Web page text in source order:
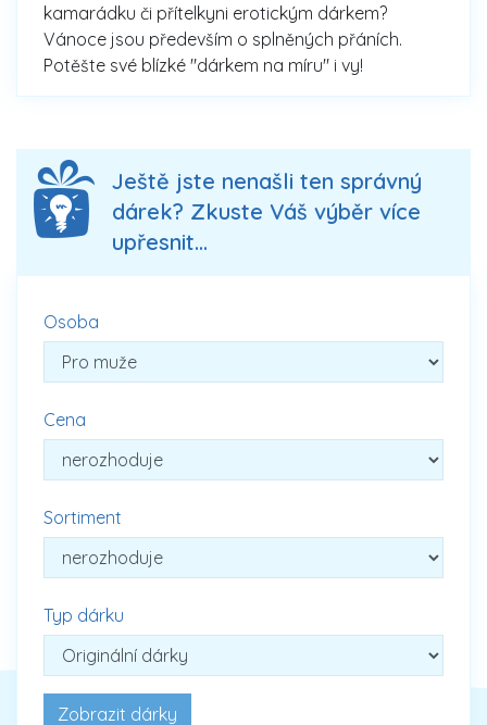
kamarádku či přítelkyni erotickým dárkem?
Vánoce jsou především o splněných přáních.
Potěšte své blízké "dárkem na míru" i vy!
Ještě jste nenašli ten správný
dárek? Zkuste Váš výběr více
upřesnit...
Osoba
Cena
Sortiment
Typ dárku